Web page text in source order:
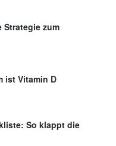
zum
ist Vitamin D
So klappt die